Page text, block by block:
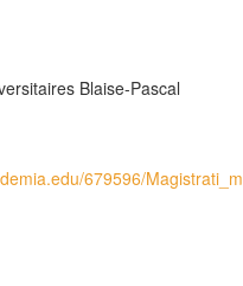
Blaise-Pascal
679596/